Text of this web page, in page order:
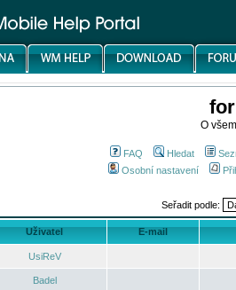
O
FAQ Hledat
Osobní nastavení
Seřadit podle:
Uživatel E-mail
UsiReV
Badel